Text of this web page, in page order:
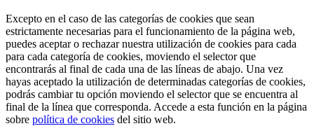
Excepto en el caso de las categorías de cookies que sean
estrictamente necesarias para el funcionamiento de la página web,
puedes aceptar o rechazar nuestra utilización de cookies para cada
para cada categoría de cookies, moviendo el selector que
encontrarás al final de cada una de las líneas de abajo. Una vez
hayas aceptado la utilización de determinadas categorías de cookies,
podrás cambiar tu opción moviendo el selector que se encuentra al
final de la línea que corresponda. Accede a esta función en la página
sobre política de cookies del sitio web.